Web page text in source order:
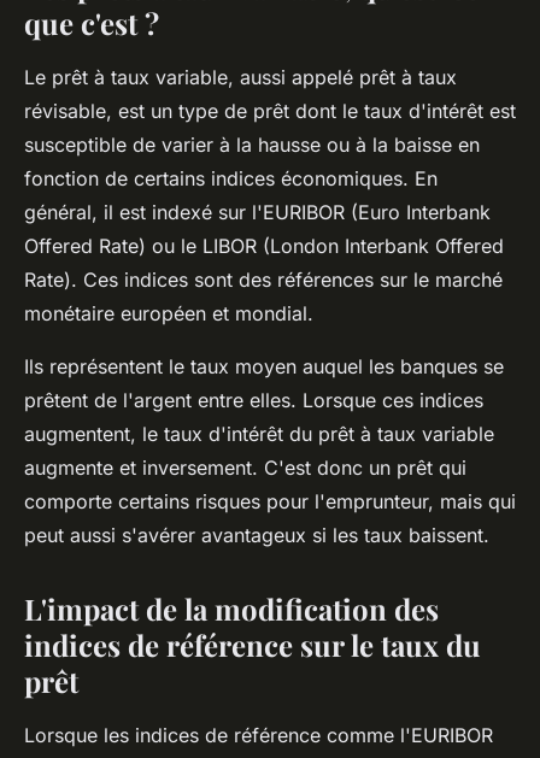
que c'est ?
Le prêt à taux variable, aussi appelé prêt à taux
révisable, est un type de prêt dont le taux d'intérêt est
susceptible de varier à la hausse ou à la baisse en
fonction de certains indices économiques. En
général, il est indexé sur l'EURIBOR (Euro Interbank
Offered Rate) ou le LIBOR (London Interbank Offered
Rate). Ces indices sont des références sur le marché
monétaire européen et mondial.
Ils représentent le taux moyen auquel les banques se
prêtent de l'argent entre elles. Lorsque ces indices
augmentent, le taux d'intérêt du prêt à taux variable
augmente et inversement. C'est donc un prêt qui
comporte certains risques pour l'emprunteur, mais qui
peut aussi s'avérer avantageux si les taux baissent.
L'impact de la modification des
indices de référence sur le taux du
prêt
Lorsque les indices de référence comme l'EURIBOR